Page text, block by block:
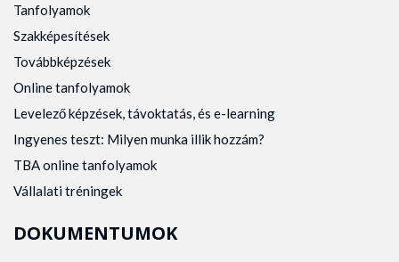
Tanfolyamok
Szakképesítések
Továbbképzések
Online tanfolyamok
Levelező képzések, távoktatás, és e-learning
Ingyenes teszt: Milyen munka illik hozzám?
TBA online tanfolyamok
Vállalati tréningek
DOKUMENTUMOK